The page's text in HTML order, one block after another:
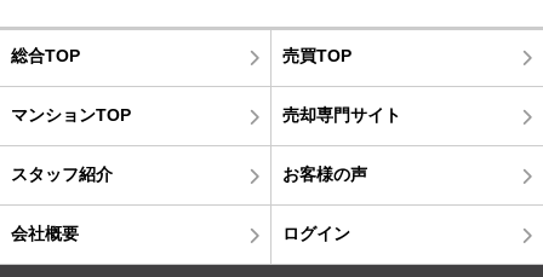
総合TOP 売買TOP
マンションTOP 売却専門サイト
スタッフ紹介 お客様の声
会社概要 ログイン